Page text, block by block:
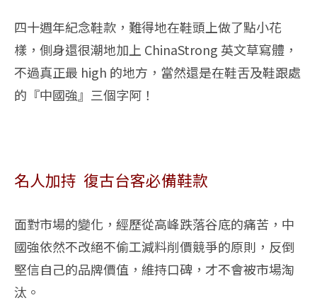
四十週年紀念鞋款，難得地在鞋頭上做了點小花
樣，側身還很潮地加上 ChinaStrong 英文草寫體，
不過真正最 high 的地方，當然還是在鞋舌及鞋跟處
的『中國強』三個字阿！
名人加持 復古台客必備鞋款
面對市場的變化，經歷從高峰跌落谷底的痛苦，中
國強依然不改絕不偷工減料削價競爭的原則，反倒
堅信自己的品牌價值，維持口碑，才不會被市場淘
汰。